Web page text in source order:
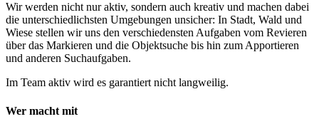
Wir werden nicht nur aktiv, sondern auch kreativ und machen dabei
die unterschiedlichsten Umgebungen unsicher: In Stadt, Wald und
Wiese stellen wir uns den verschiedensten Aufgaben vom Revieren
über das Markieren und die Objektsuche bis hin zum Apportieren
und anderen Suchaufgaben.
Im Team aktiv wird es garantiert nicht langweilig.
Wer macht mit